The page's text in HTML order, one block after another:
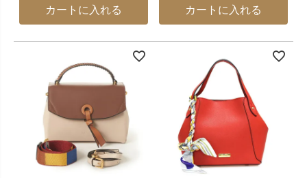
カートに入れる カートに入れる